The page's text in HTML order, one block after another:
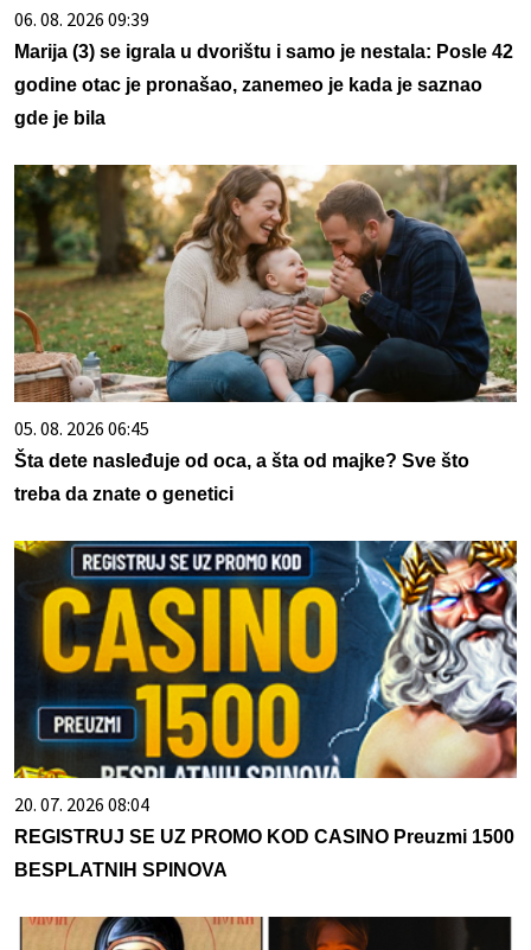
06. 08. 2026 09:39
Marija (3) se igrala u dvorištu i samo je nestala: Posle 42
godine otac je pronašao, zanemeo je kada je saznao
gde je bila
05. 08. 2026 06:45
Šta dete nasleđuje od oca, a šta od majke? Sve što
treba da znate o genetici
20. 07. 2026 08:04
REGISTRUJ SE UZ PROMO KOD CASINO Preuzmi 1500
BESPLATNIH SPINOVA